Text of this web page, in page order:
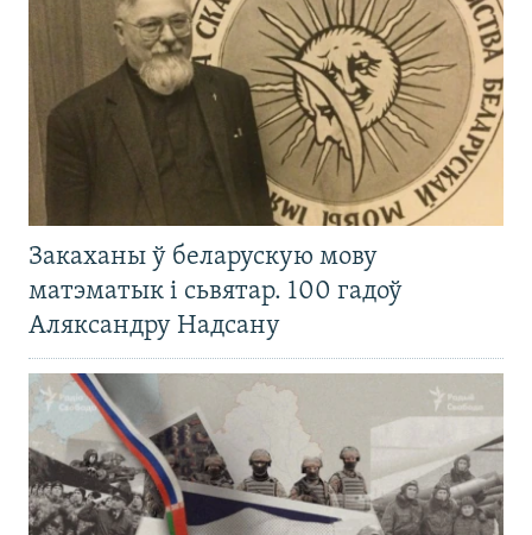
Закаханы ў беларускую мову
матэматык і сьвятар. 100 гадоў
Аляксандру Надсану